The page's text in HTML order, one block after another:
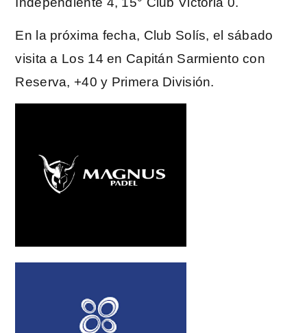
En la próxima fecha, Club Solís, el sábado
visita a Los 14 en Capitán Sarmiento con
Reserva, +40 y Primera División.